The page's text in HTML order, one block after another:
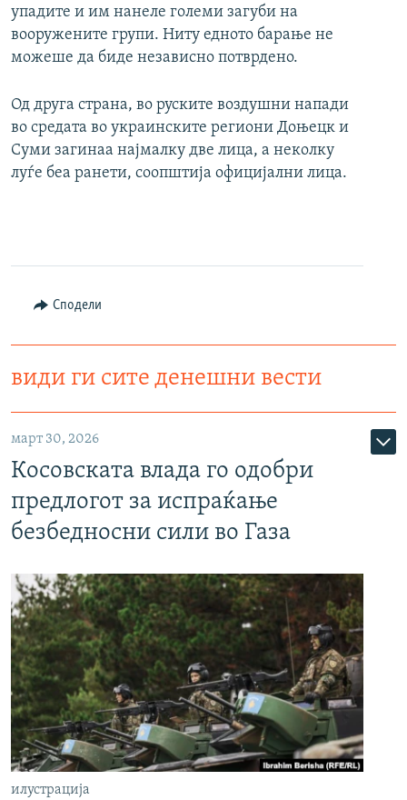
упадите и им нанеле големи загуби на
вооружените групи. Ниту едното барање не
можеше да биде независно потврдено.
Од друга страна, во руските воздушни напади
во средата во украинските региони Доњецк и
Суми загинаа најмалку две лица, а неколку
луѓе беа ранети, соопштија официјални лица.
Сподели
види ги сите денешни вести
март 30, 2026
Косовската влада го одобри
предлогот за испраќање
безбедносни сили во Газа
илустрација